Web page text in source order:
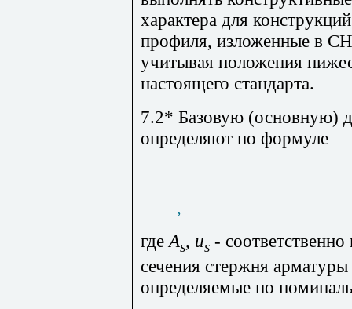
характера для
профиля, изложенные в
учитывая положения
настоящего стандарта.
7.2* Базовую (основную)
определяют по формуле
,
где As, us -
сечения стержня
определяемые по